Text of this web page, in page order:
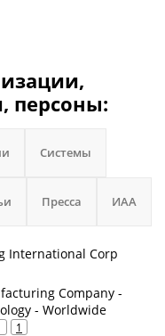
персоны:
Системы
Пресса ИАА
International Corp
Company -
- Worldwide
1